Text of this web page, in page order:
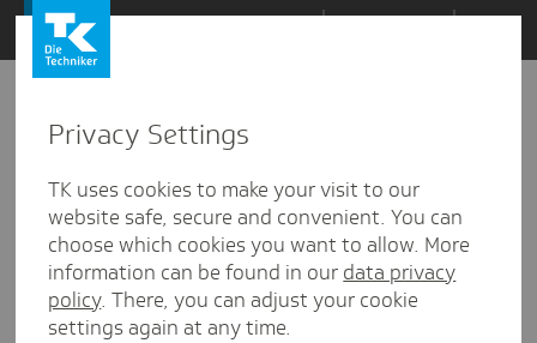
Zum
Inhalt
springen
den
Kommentaren
Privacy Settings
TK uses cookies to make your visit to our
website safe, secure and convenient. You can
choose which cookies you want to allow. More
information can be found in our data privacy
policy. There, you can adjust your cookie
settings again at any time.